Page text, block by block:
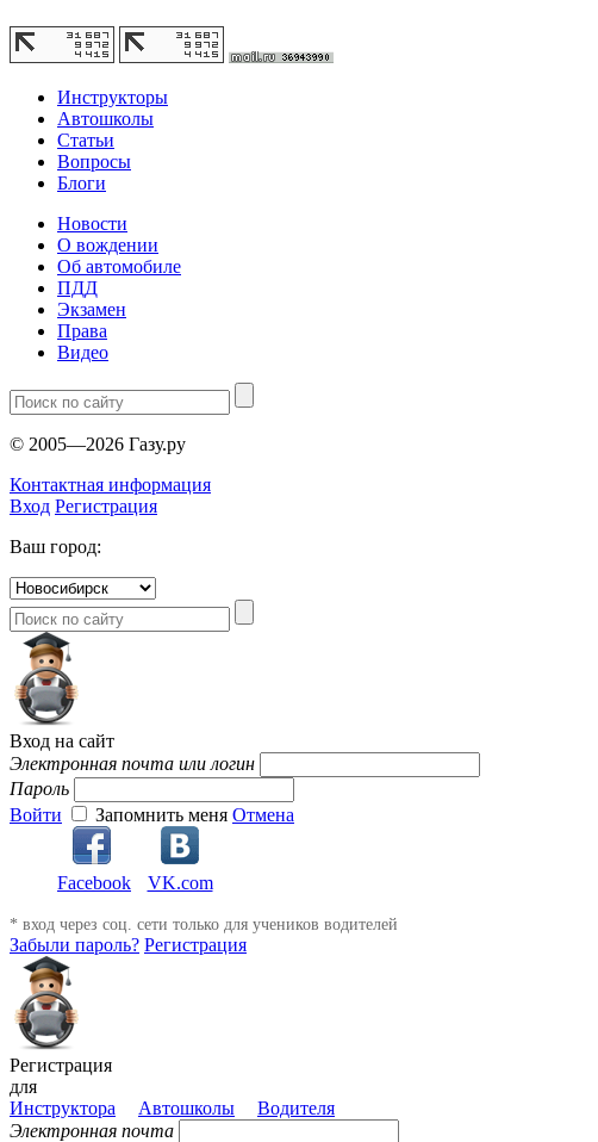
Инструкторы
Автошколы
Статьи
Вопросы
Блоги
Новости
О вождении
Об автомобиле
ПДД
Экзамен
Права
Видео
© 2005—2026 Газу.ру
Контактная информация
Вход Регистрация
Ваш город:
Вход на сайт
Электронная почта или логин
Пароль
Войти
Запомнить меня Отмена
Facebook VK.com
* вход через соц. сети только для учеников водителей
Забыли пароль? Регистрация
Регистрация
для
Инструктора
Автошколы
Водителя
Электронная почта